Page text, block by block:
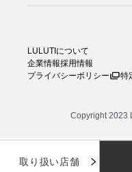
LULUTIについて
企業情報採用情報
プライバシーポリシー
特
Copyright 2023
取り扱い店舗